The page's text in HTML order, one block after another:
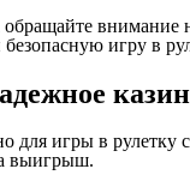
обращайте
игру в
для игры в рулетку
выигрыш.